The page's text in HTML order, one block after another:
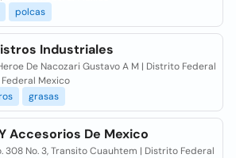
polcas
Industriales
De Nacozari Gustavo A M | Distrito Federal
Federal Mexico
grasas
Accesorios De Mexico
308 No. 3, Transito Cuauhtem | Distrito Federal